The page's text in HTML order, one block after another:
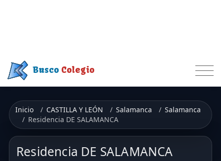
Busco Colegio
Inicio CASTILLA Y LEÓN Salamanca
Salamanca
Residencia DE SALAMANCA
Residencia DE SALAMANCA